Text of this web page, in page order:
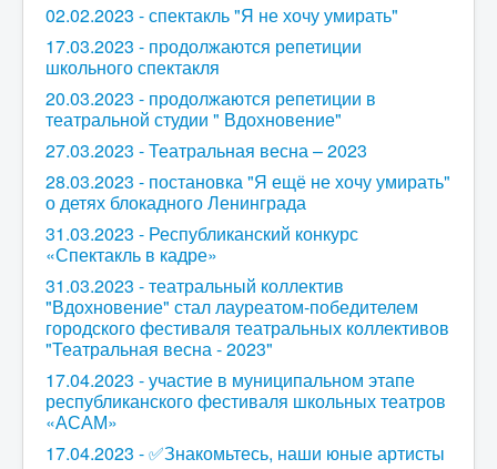
02.02.2023 - спектакль "Я не хочу умирать"
17.03.2023 - продолжаются репетиции
школьного спектакля
20.03.2023 - продолжаются репетиции в
театральной студии " Вдохновение"
27.03.2023 - Театральная весна – 2023
28.03.2023 - постановка "Я ещё не хочу умирать"
о детях блокадного Ленинграда
31.03.2023 - Республиканский конкурс
«Спектакль в кадре»
31.03.2023 - театральный коллектив
"Вдохновение" стал лауреатом-победителем
городского фестиваля театральных коллективов
"Театральная весна - 2023"
17.04.2023 - участие в муниципальном этапе
республиканского фестиваля школьных театров
«АСАМ»
17.04.2023 - ✅Знакомьтесь, наши юные артисты